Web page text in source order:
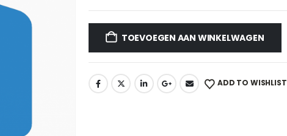
TOEVOEGEN AAN WINKELWAGEN
ADD TO WISHLIST